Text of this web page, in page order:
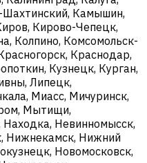
Шахтинский, Камышин,
Кирово-Чепецк,
Колпино, Комсомольск-
Краснодар,
Кузнецк, Курган,
Липецк,
Миасс, Мичуринск,
Мытищи,
Невинномысск,
Нижнекамск, Нижний
Новомосковск,